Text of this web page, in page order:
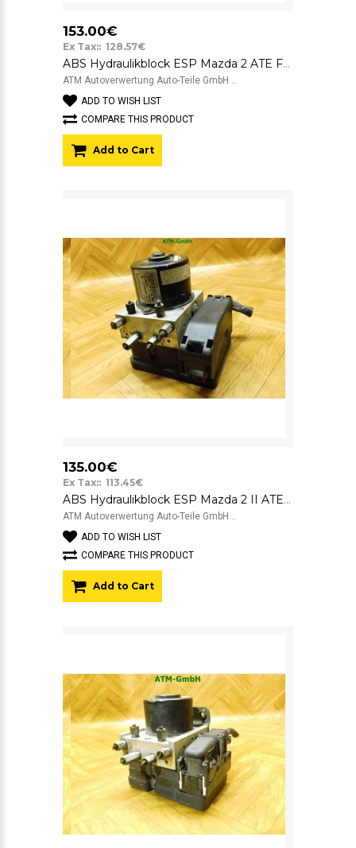
153.00€
Ex Tax:: 128.57€
ABS Hydraulikblock ESP Mazda 2 ATE FoMoCo DP74-437A0-B 06.2102-1896.4
ATM Autoverwertung Auto-Teile GmbH ..
ADD TO WISH LIST
COMPARE THIS PRODUCT
Add to Cart
135.00€
Ex Tax:: 113.45€
ABS Hydraulikblock ESP Mazda 2 II ATE FoMoCo DP74-437A0-A 06.2102-1860.4
ATM Autoverwertung Auto-Teile GmbH ..
ADD TO WISH LIST
COMPARE THIS PRODUCT
Add to Cart